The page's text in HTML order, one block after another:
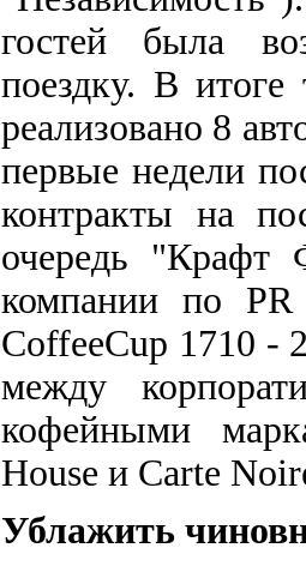
гостей была
поездку. В
реализовано 8
первые недели
контракты на
очередь "Крафт
компании по
CoffeeCup 1710 -
между
кофейными
House и Carte
Ублажить